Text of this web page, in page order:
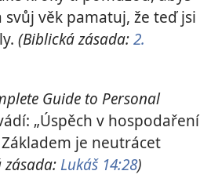
věk pamatuj, že teď jsi
(Biblická zásada:2.
Guide to Personal
„Úspěch v hospodaření
je neutrácet
zásada: Lukáš 14:28)